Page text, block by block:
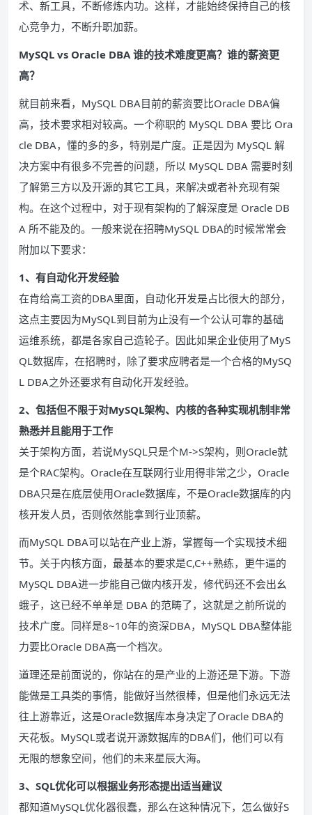
术、新工具，不断修炼内功。这样，才能始终保持自己的核
心竞争力，不断升职加薪。
MySQL vs Oracle DBA 谁的技术难度更高？谁的薪资更
高？
就目前来看，MySQL DBA目前的薪资要比Oracle DBA偏
高，技术要求相对较高。一个称职的 MySQL DBA 要比 Ora
cle DBA，懂的多的多，特别是广度。正是因为 MySQL 解
决方案中有很多不完善的问题，所以 MySQL DBA 需要时刻
了解第三方以及开源的其它工具，来解决或者补充现有架
构。在这个过程中，对于现有架构的了解深度是 Oracle DB
A 所不能及的。一般来说在招聘MySQL DBA的时候常常会
附加以下要求：
1、有自动化开发经验
在肯给高工资的DBA里面，自动化开发是占比很大的部分，
这点主要因为MySQL到目前为止没有一个公认可靠的基础
运维系统，都是各家自己造轮子。因此如果企业使用了MyS
QL数据库，在招聘时，除了要求应聘者是一个合格的MySQ
L DBA之外还要求有自动化开发经验。
2、包括但不限于对MySQL架构、内核的各种实现机制非常
熟悉并且能用于工作
关于架构方面，若说MySQL只是个M->S架构，则Oracle就
是个RAC架构。Oracle在互联网行业用得非常之少，Oracle
DBA只是在底层使用Oracle数据库，不是Oracle数据库的内
核开发人员，否则依然能拿到行业顶薪。
而MySQL DBA可以站在产业上游，掌握每一个实现技术细
节。关于内核方面，最基本的要求是C,C++熟练，更牛逼的
MySQL DBA进一步能自己做内核开发，修代码还不会出幺
蛾子，这已经不单单是 DBA 的范畴了，这就是之前所说的
技术广度。同样是8~10年的资深DBA，MySQL DBA整体能
力要比Oracle DBA高一个档次。
道理还是前面说的，你站在的是产业的上游还是下游。下游
能做是工具类的事情，能做好当然很棒，但是他们永远无法
往上游靠近，这是Oracle数据库本身决定了Oracle DBA的
天花板。MySQL或者说开源数据库的DBA们，他们可以有
无限的想象空间，他们的未来星辰大海。
3、SQL优化可以根据业务形态提出适当建议
都知道MySQL优化器很蠢，那么在这种情况下，怎么做好S